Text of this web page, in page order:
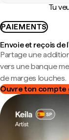
Tu
PAIEMENTS
Envoie et reçois de
Partage une
vers une banque
de marges louches.
Ouvre ton